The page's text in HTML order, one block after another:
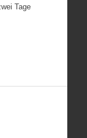
Tage